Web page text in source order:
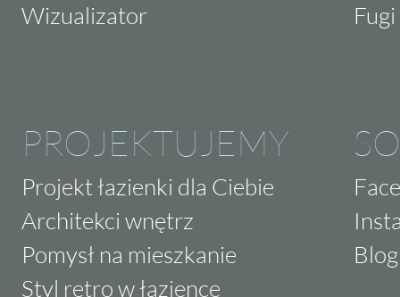
Wizualizator
PROJEKTUJEMY
Projekt łazienki dla Ciebie
Architekci wnętrz
Pomysł na mieszkanie
Styl retro w łazience
Blog